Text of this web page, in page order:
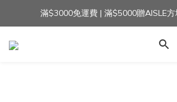
加入官方LINE｜領$100
滿$3000免運費 | 滿$5000贈AISLE
加入官方LINE｜領$100 👉